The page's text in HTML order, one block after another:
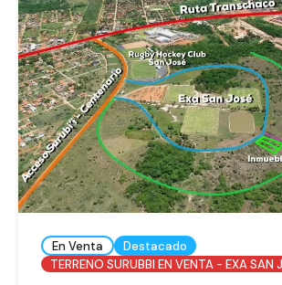
En Venta
Destacado
TERRENO SURUBBI EN VENTA - EXA SAN